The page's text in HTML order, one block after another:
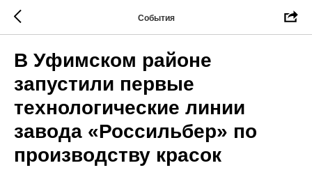
События
В Уфимском районе
запустили первые
технологические линии
завода «Россильбер» по
производству красок